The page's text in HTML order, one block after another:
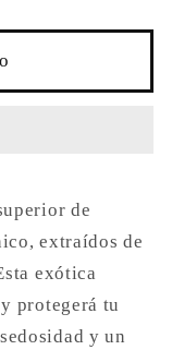
de
extraídos de
exótica
protegerá tu
y un